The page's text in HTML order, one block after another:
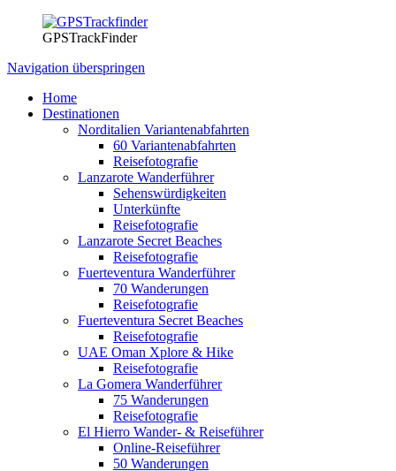
GPSTrackFinder
Navigation überspringen
Home
Destinationen
Norditalien Variantenabfahrten
60 Variantenabfahrten
Reisefotografie
Lanzarote Wanderführer
Sehenswürdigkeiten
Unterkünfte
Reisefotografie
Lanzarote Secret Beaches
Reisefotografie
Fuerteventura Wanderführer
70 Wanderungen
Reisefotografie
Fuerteventura Secret Beaches
Reisefotografie
UAE Oman Xplore & Hike
Reisefotografie
La Gomera Wanderführer
75 Wanderungen
Reisefotografie
El Hierro Wander- & Reiseführer
Online-Reiseführer
50 Wanderungen